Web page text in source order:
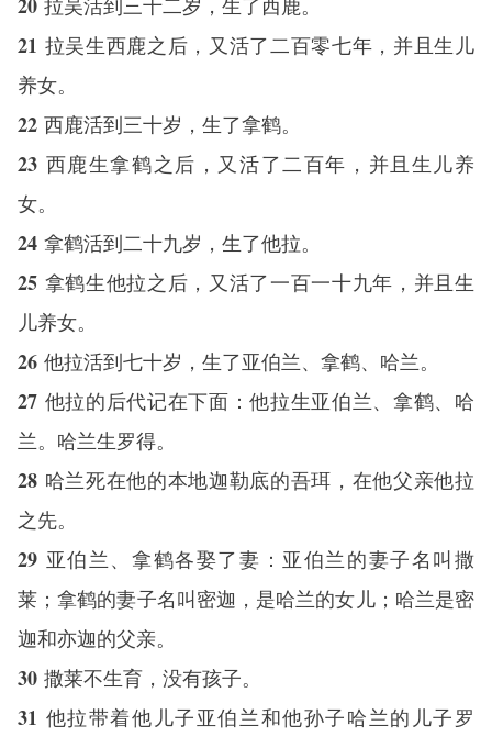
拉吴活到三十二岁，生了西鹿。
21 拉吴生西鹿之后，又活了二百零七年，并且生儿
养女。
22 西鹿活到三十岁，生了拿鹤。
23 西鹿生拿鹤之后，又活了二百年，并且生儿养
女。
24 拿鹤活到二十九岁，生了他拉。
25 拿鹤生他拉之后，又活了一百一十九年，并且生
儿养女。
26 他拉活到七十岁，生了亚伯兰、拿鹤、哈兰。
27 他拉的后代记在下面：他拉生亚伯兰、拿鹤、哈
兰。哈兰生罗得。
28 哈兰死在他的本地迦勒底的吾珥，在他父亲他拉
之先。
29 亚伯兰、拿鹤各娶了妻：亚伯兰的妻子名叫撒
莱；拿鹤的妻子名叫密迦，是哈兰的女儿；哈兰是密
迦和亦迦的父亲。
30 撒莱不生育，没有孩子。
31 他拉带着他儿子亚伯兰和他孙子哈兰的儿子罗